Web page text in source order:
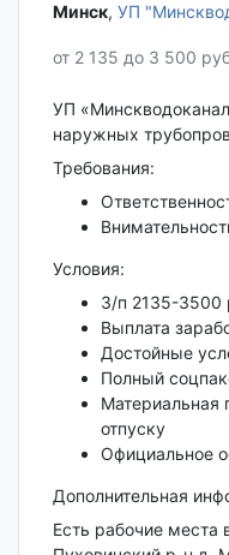
Минск‎, УП
от 2 135 до 3 500
УП
наружных
Требования:
Условия:
З/п 2135-3500
Выплата
Достойные
Полный
Материальная
отпуску
Официальное
Дополнительная
Есть рабочие места